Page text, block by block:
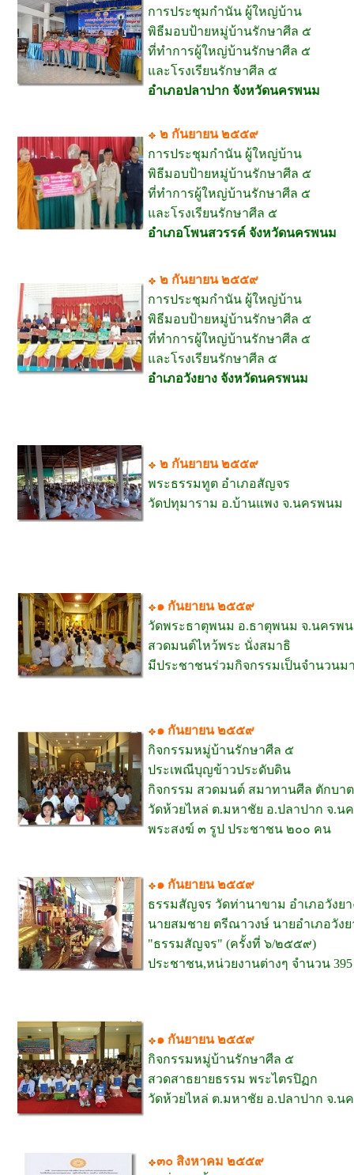
การประชุมกำนัน ผู้ใหญ่บ้าน
พิธีมอบป้ายหมู่บ้านรักษาศีล ๕
ที่ทำการผู้ใหญ่บ้านรักษาศีล ๕
และโรงเรียนรักษาศีล ๕
อำเภอปลาปาก จังหวัดนครพนม
๒ กันยายน ๒๕๕๙
การประชุมกำนัน ผู้ใหญ่บ้าน
พิธีมอบป้ายหมู่บ้านรักษาศีล ๕
ที่ทำการผู้ใหญ่บ้านรักษาศีล ๕
และโรงเรียนรักษาศีล ๕
อำเภอโพนสวรรค์ จังหวัดนครพนม
๒ กันยายน ๒๕๕๙
การประชุมกำนัน ผู้ใหญ่บ้าน
พิธีมอบป้ายหมู่บ้านรักษาศีล ๕
ที่ทำการผู้ใหญ่บ้านรักษาศีล ๕
และโรงเรียนรักษาศีล ๕
อำเภอวังยาง จังหวัดนครพนม
๒ กันยายน ๒๕๕๙
พระธรรมทูต อำเภอสัญจร
วัดปทุมาราม อ.บ้านแพง จ.นครพนม
๑ กันยายน ๒๕๕๙
วัดพระธาตุพนม อ.ธาตุพนม จ.นครพ
สวดมนต์ไหว้พระ นั่งสมาธิ
มีประชาชนร่วมกิจกรรมเป็นจำนวนม
๑ กันยายน ๒๕๕๙
กิจกรรมหมู่บ้านรักษาศีล ๕
ประเพณีบุญข้าวประดับดิน
กิจกรรม สวดมนต์ สมาทานศีล ตักบา
วัดห้วยไหล่ ต.มหาชัย อ.ปลาปาก จ.น
พระสงฆ์ ๓ รูป ประชาชน ๒๐๐ คน
๑ กันยายน ๒๕๕๙
ธรรมสัญจร วัดท่านาขาม อำเภอวังยา
นายสมชาย ตรีณาวงษ์ นายอำเภอวังย
"ธรรมสัญจร" (ครั้งที่ ๖/๒๕๕๙)
ประชาชน,หน่วยงานต่างๆ จำนวน
๑ กันยายน ๒๕๕๙
กิจกรรมหมู่บ้านรักษาศีล ๕
สวดสาธยายธรรม พระไตรปิฏก
วัดห้วยไหล่ ต.มหาชัย อ.ปลาปาก จ.น
๓๐ สิงหาคม ๒๕๕๙